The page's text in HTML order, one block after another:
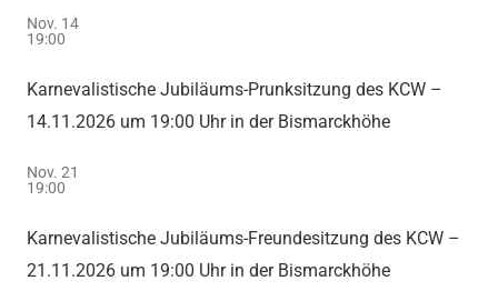
Nov. 14
19:00
Karnevalistische Jubiläums-Prunksitzung des KCW –
14.11.2026 um 19:00 Uhr in der Bismarckhöhe
Nov. 21
19:00
Karnevalistische Jubiläums-Freundesitzung des KCW –
21.11.2026 um 19:00 Uhr in der Bismarckhöhe